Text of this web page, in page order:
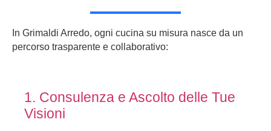
In Grimaldi Arredo, ogni cucina su misura nasce da un
percorso trasparente e collaborativo:
1. Consulenza e Ascolto delle Tue
Visioni